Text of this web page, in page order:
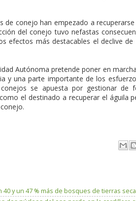
de conejo han empezado a
del conejo tuvo nefastas
efectos más destacables el declive
Autónoma pretende poner en
y una parte importante de los
se apuesta por gestionar de
el destinado a recuperar el águila
y un 47 % más de bosques de tierras